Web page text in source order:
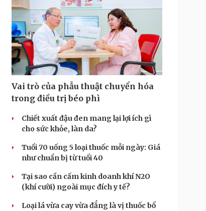
Vai trò của phẫu thuật chuyển hóa
trong điều trị béo phì
Chiết xuất đậu đen mang lại lợi ích gì
cho sức khỏe, làn da?
Tuổi 70 uống 5 loại thuốc mỗi ngày: Giá
như chuẩn bị từ tuổi 40
Tại sao cần cấm kinh doanh khí N2O
(khí cười) ngoài mục đích y tế?
Loại lá vừa cay vừa đắng là vị thuốc bổ